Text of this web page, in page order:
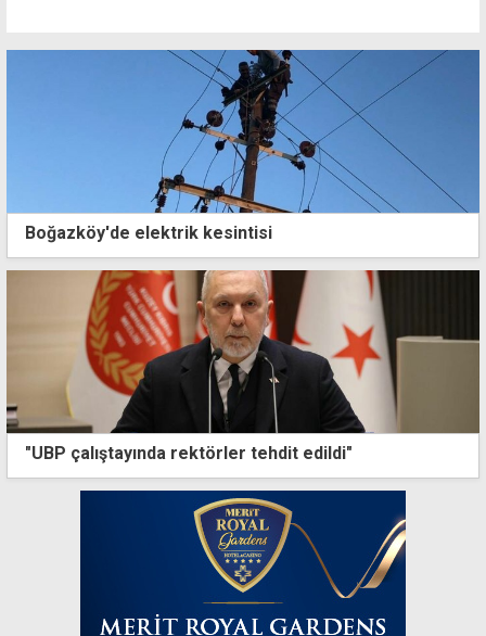
Boğazköy'de elektrik kesintisi
"UBP çalıştayında rektörler tehdit edildi"